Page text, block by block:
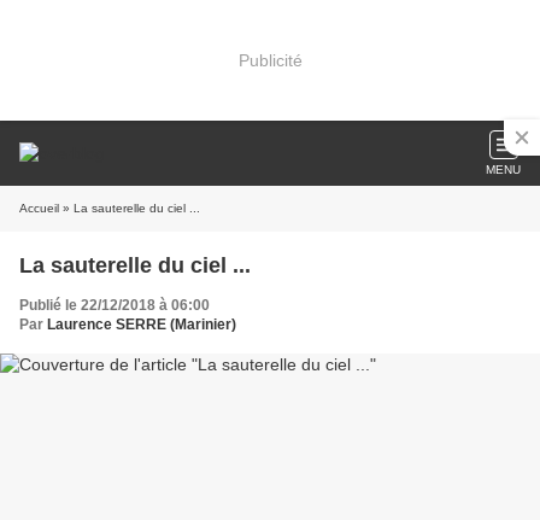
Publicité
MENU
Accueil » La sauterelle du ciel ...
La sauterelle du ciel ...
Publié le 22/12/2018 à 06:00
Par Laurence SERRE (Marinier)